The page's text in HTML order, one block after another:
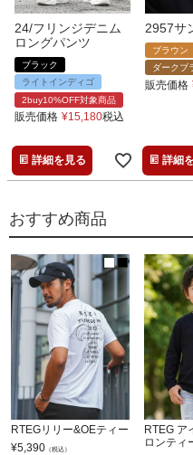
24/フリンジデニム
ロングパンツ
ブラック
ライトインディゴ
2buy10%OFF対象商品
販売価格 ¥15,180税込
詳細を見る
2957サ
ブラウン
ダークブ
販売価格
詳細
おすすめ商品
RTEGリリー&OEティー
¥5,390 （税込）
RTEG ア
ロンティ